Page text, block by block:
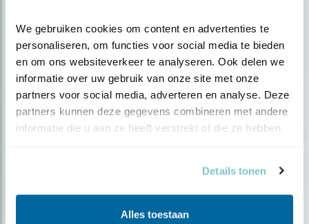
We gebruiken cookies om content en advertenties te
personaliseren, om functies voor social media te bieden
en om ons websiteverkeer te analyseren. Ook delen we
informatie over uw gebruik van onze site met onze
partners voor social media, adverteren en analyse. Deze
partners kunnen deze gegevens combineren met andere
informatie die u aan ze heeft verstrekt of die ze hebben
Details tonen
Alles toestaan